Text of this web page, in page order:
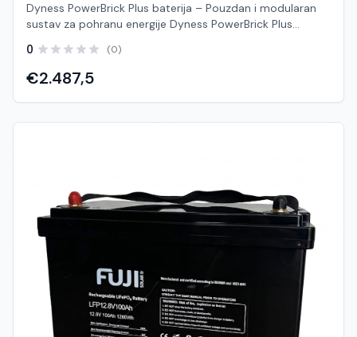
Dyness PowerBrick Plus baterija – Pouzdan i modularan
sustav za pohranu energije Dyness PowerBrick Plus
solarne energije, dizajnirano za kućanstva i manje
komercijalne objekte. Zahvaljujući najsuvremenijoj LiFePO4
(litij-željezo-fosfat) tehnologiji, ovaj baterijski sustav
osigurava maksimalnu sigurnost, dugotrajnost i visoku
učinkovitost pri svakodnevnom korištenju. Njegov
energijom. Ključne prednosti: Vrhunska sigurnost
(LiFePO4): Kemijski sastav visoke stabilnosti osigurava
dug radni vijek i otpornost na visoke temperature te
sprječava rizik od pregrijavanja. Modularan i skalabilan
dizajn: Jednostavno proširenje kapaciteta paralelnim
povezivanjem više jedinica bez kompliciranih preinaka.
Visoka dubina pražnjenja (DoD): Omogućuje maksimalno
iskorištenje pohranjene energije bez skraćivanja životnog
vijeka baterije. Jednostavna instalacija: Zidna ili podna
0 (0)
€2.487,5